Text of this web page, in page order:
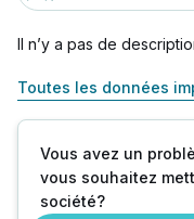
Il n’y a pas de
Toutes les données
Vous avez un
vous souhaitez
société?